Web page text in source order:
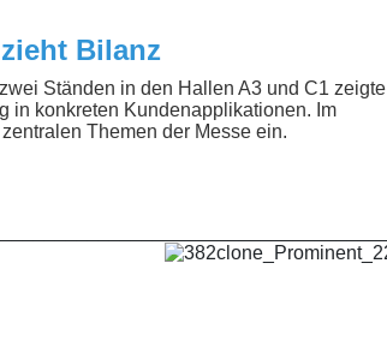
Bilanz
Ständen in den Hallen A3 und C1 zeigte
in konkreten Kundenapplikationen. Im
Themen der Messe ein.